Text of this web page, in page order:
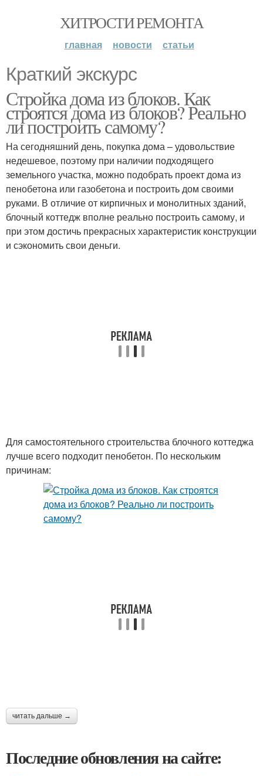
ХИТРОСТИ РЕМОНТА
главная новости статьи
Краткий экскурс
Стройка дома из блоков. Как
строятся дома из блоков? Реально
ли построить самому?
На сегодняшний день, покупка дома – удовольствие
недешевое, поэтому при наличии подходящего
земельного участка, можно подобрать проект дома из
пенобетона или газобетона и построить дом своими
руками. В отличие от кирпичных и монолитных зданий,
блочный коттедж вполне реально построить самому, и
при этом достичь прекрасных характеристик конструкции
и сэкономить свои деньги.
Для самостоятельного строительства блочного коттеджа
лучше всего подходит пенобетон. По нескольким
причинам:
читать дальше →
Последние обновления на сайте: